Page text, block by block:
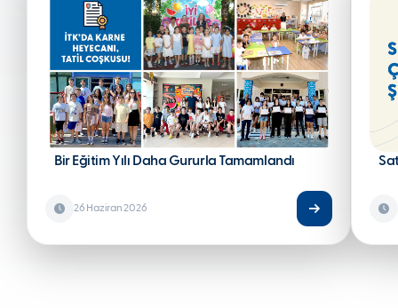
Bir Eğitim Yılı Daha Gururla Tamamlandı
26 Haziran 2026